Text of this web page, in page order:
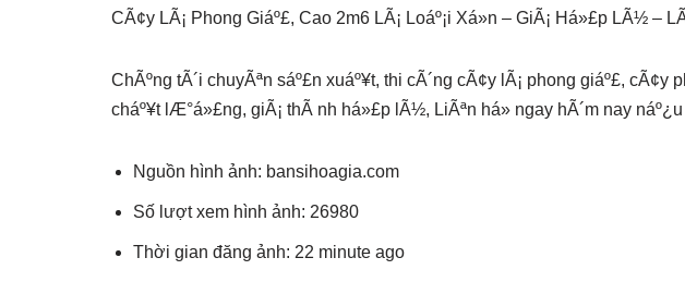
CÃ¢y LÃ¡ Phong Giáº£, Cao 2m6 LÃ¡ Loáº¡i Xá»n – GiÃ¡ Há»£p LÃ½ –
ChÃºng tÃ´i chuyÃªn sáº£n xuáº¥t, thi cÃ´ng cÃ¢y lÃ¡ phong giáº£, cÃ¢y
cháº¥t lÆ°á»£ng, giÃ¡ thÃ nh há»£p lÃ½, LiÃªn há» ngay hÃ´m nay náº¿u
Nguồn hình ảnh: bansihoagia.com
Số lượt xem hình ảnh: 26980
Thời gian đăng ảnh: 22 minute ago